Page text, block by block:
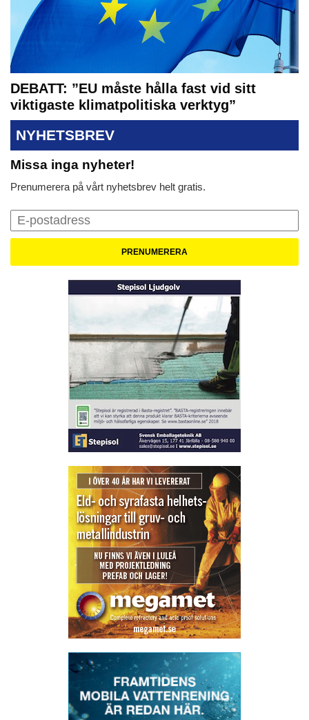
DEBATT: ”EU måste hålla fast vid sitt
viktigaste klimatpolitiska verktyg”
NYHETSBREV
Missa inga nyheter!
Prenumerera på vårt nyhetsbrev helt gratis.